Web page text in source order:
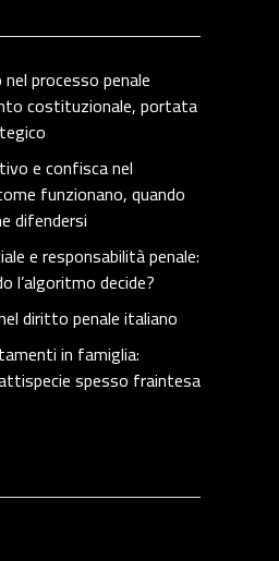
processo penale
costituzionale, portata
e confisca nel
funzionano, quando
difendersi
e responsabilità penale:
l’algoritmo decide?
diritto penale italiano
in famiglia:
spesso fraintesa